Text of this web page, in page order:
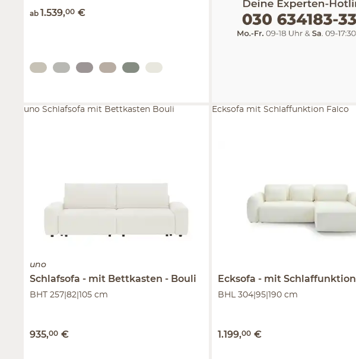
ab 1.539,00 €
uno
Schlafsofa mit Bettkasten Bouli
BHT 257|82|105 cm
935,00 €
uno Schlafsofa mit Bettkasten Bouli
Ecksofa mit Schlaffunktion
BHL 304|95|190 cm
1.199,00 €
Ecksofa mit Schlaffunktion Falco